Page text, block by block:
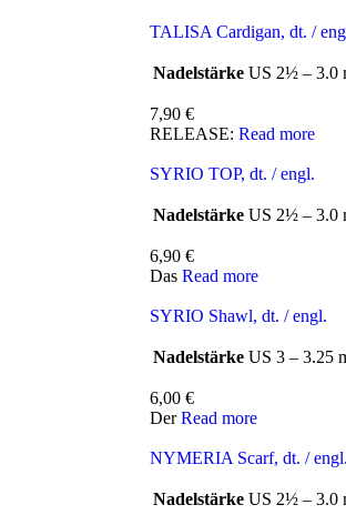
TALISA Cardigan, dt. /
Nadelstärke US 2½ – 3.0
7,90 €
RELEASE: Read more
SYRIO TOP, dt. / engl.
Nadelstärke US 2½ – 3.0
6,90 €
Das Read more
SYRIO Shawl, dt. / engl.
Nadelstärke US 3 – 3.25
6,00 €
DerRead more
NYMERIA Scarf, dt. / engl.
Nadelstärke US 2½ – 3.0